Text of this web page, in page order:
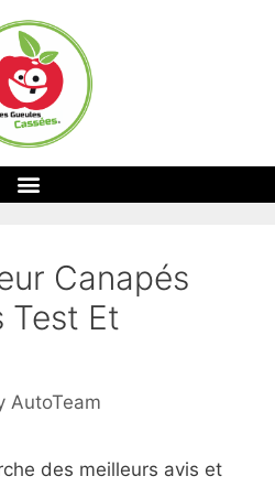
Canapés
Test Et
AutoTeam
des meilleurs avis et